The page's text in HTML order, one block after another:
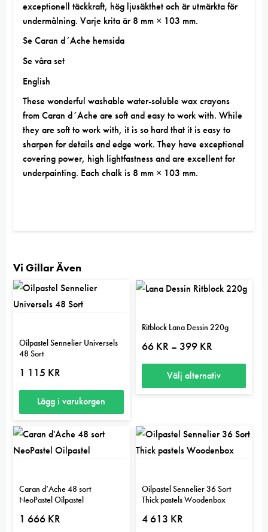
exceptionell täckkraft, hög ljusäkthet och är utmärkta för
undermålning. Varje krita är 8 mm × 103 mm.
SeCaran d´Ache hemsida
Se våra set
English
These wonderful washable water-soluble wax crayons
from Caran d´Ache are soft and easy to work with. While
they are soft to work with, it is so hard that it is easy to
sharpen for details and edge work. They have exceptional
covering power, high lightfastness and are excellent for
underpainting. Each chalk is 8 mm × 103 mm.
Vi Gillar Även
Oilpastel Sennelier Universels
48 Sort
1 115 KR
Lägg i varukorgen
Ritblock Lana Dessin 220g
66 KR – 399 KRPrisintervall:
till
399 kr
Välj alternativ
produkten
har
De
alternativen
Caran d’Ache 48 sort
NeoPastel Oilpastel
1 666 KR
Oilpastel Sennelier 36 Sort
Thick pastels Woodenbox
4 613 KR